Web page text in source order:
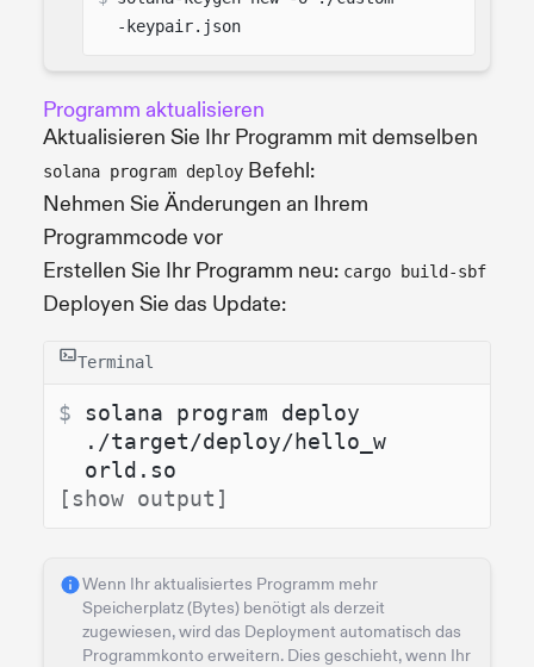
-keypair.json
Programm aktualisieren
Aktualisieren Sie Ihr Programm mit demselben
solana program deploy Befehl:
Nehmen Sie Änderungen an Ihrem
Programmcode vor
Erstellen Sie Ihr Programm neu: cargo build-sbf
Deployen Sie das Update:
Terminal
$ solana program deploy
./target/deploy/hello_w
orld.so
[show output]
Wenn Ihr aktualisiertes Programm mehr
Speicherplatz (Bytes) benötigt als derzeit
zugewiesen, wird das Deployment automatisch das
Programmkonto erweitern. Dies geschieht, wenn Ihr